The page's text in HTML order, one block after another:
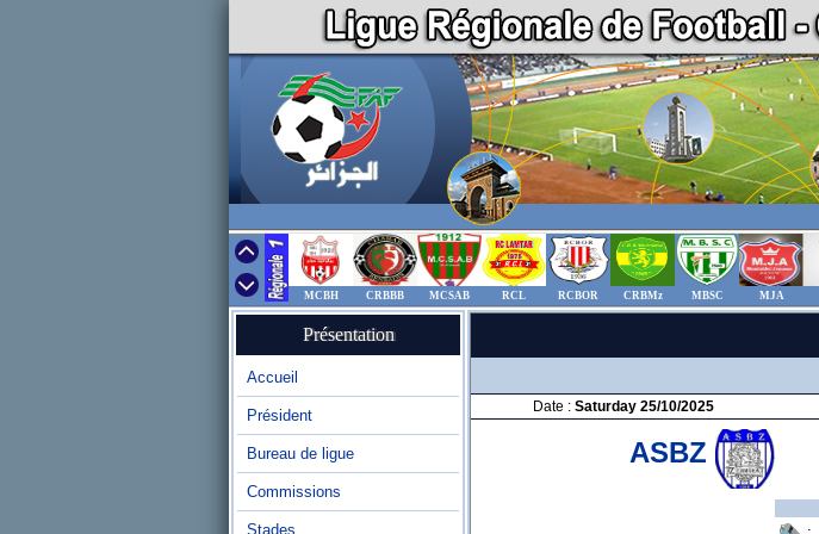
MCBH CRBBB MCSAB RCL RCBOR CRBMz MBSC MJA
Présentation
Accueil
Président
Bureau de ligue
Commissions
Stades
Date : Saturday 25/10/2025
ASBZ